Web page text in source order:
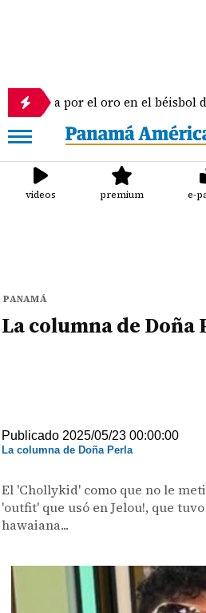
por el oro en el béisbol de
videos premium e-
PANAMÁ
La columna de Doña
Publicado 2025/05/23 00:00:00
La columna de Doña Perla
El 'Chollykid' como que no le
'outfit' que usó en Jelou!, que
hawaiana...